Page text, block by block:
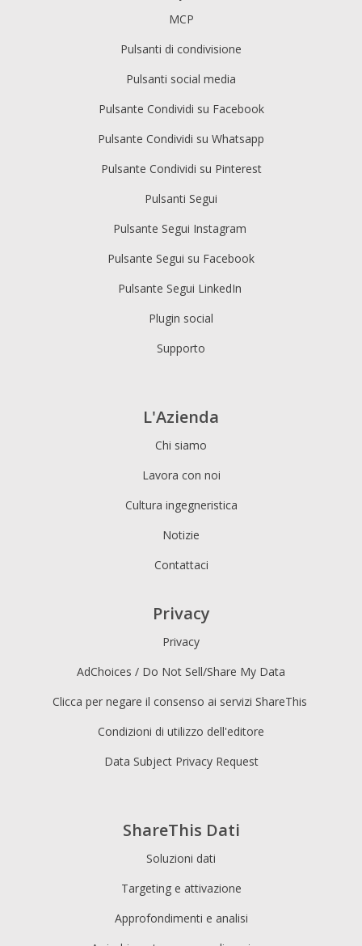
MCP
Pulsanti di condivisione
Pulsanti social media
Pulsante Condividi su Facebook
Pulsante Condividi su Whatsapp
Pulsante Condividi su Pinterest
Pulsanti Segui
Pulsante Segui Instagram
Pulsante Segui su Facebook
Pulsante Segui LinkedIn
Plugin social
Supporto
ShareThis Dati
Soluzioni dati
Targeting e attivazione
Approfondimenti e analisi
L'Azienda
Chi siamo
Lavora con noi
Cultura ingegneristica
Notizie
Contattaci
Privacy
Privacy
AdChoices / Do Not Sell/Share My Data
Clicca per negare il consenso ai servizi ShareThis
Condizioni di utilizzo dell'editore
Data Subject Privacy Request